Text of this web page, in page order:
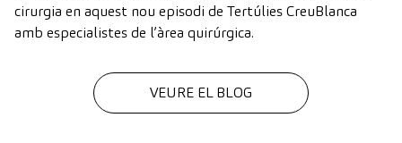
cirurgia en aquest nou episodi de Tertúlies CreuBlanca
amb especialistes de l’àrea quirúrgica.
VEURE EL BLOG